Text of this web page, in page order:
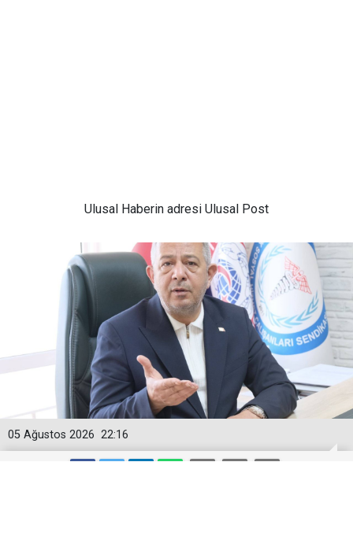
Ulusal Haberin adresi Ulusal Post
22:16
05 Ağustos 2026